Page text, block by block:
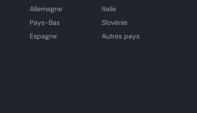
Allemagne
Italie
Pays-Bas
Slovénie
Espagne
Autres pays